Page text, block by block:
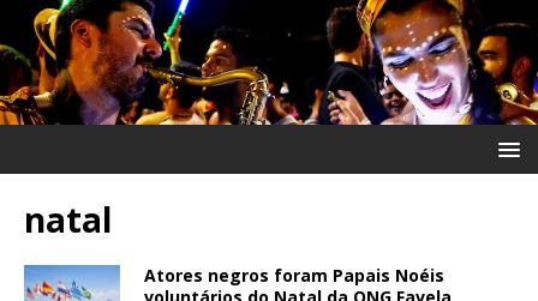
natal
Atores negros foram Papais Noéis
voluntários do Natal da ONG Favela